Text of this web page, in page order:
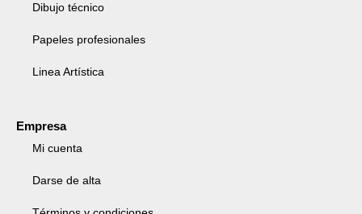
Dibujo técnico
Papeles profesionales
Linea Artística
Empresa
Mi cuenta
Darse de alta